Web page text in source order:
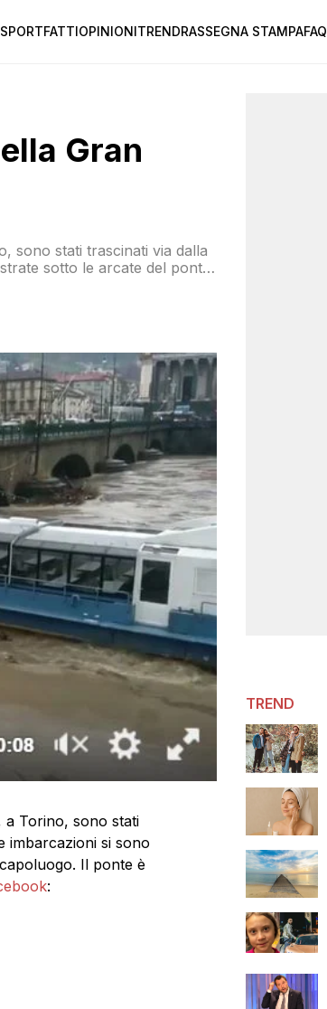
SPORTFATTIOPINIONITRENDRASSEGNA STAMPAFAQ
Gran
sono stati trascinati via dalla
sotto le arcate del ponte
a Torino, sono stati
imbarcazioni si sono
Il ponte è
:
TREND